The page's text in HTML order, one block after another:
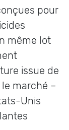
pour
même lot
issue de
marché –
Unis